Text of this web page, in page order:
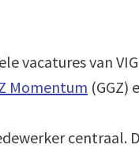
vacatures van
Momentum (GGZ)